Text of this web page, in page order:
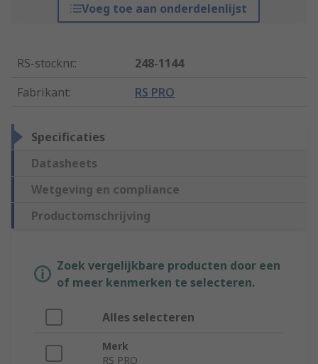
Voeg toe aan onderdelenlijst
RS-stocknr.:
248-1144
Fabrikant: RS PRO
Specificaties
Datasheets
Wetgeving en compliance
Productomschrijving
Zoek vergelijkbare producten door een
of meer kenmerken te selecteren.
Alles selecteren
Merk
RS PRO